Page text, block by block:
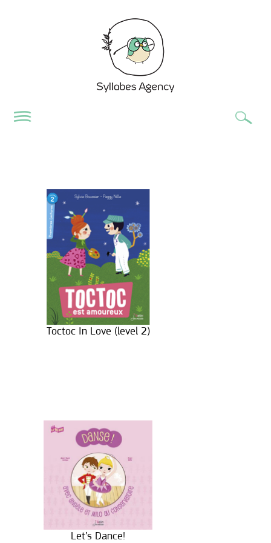
Toctoc In Love (level 2)
Let’s Dance!